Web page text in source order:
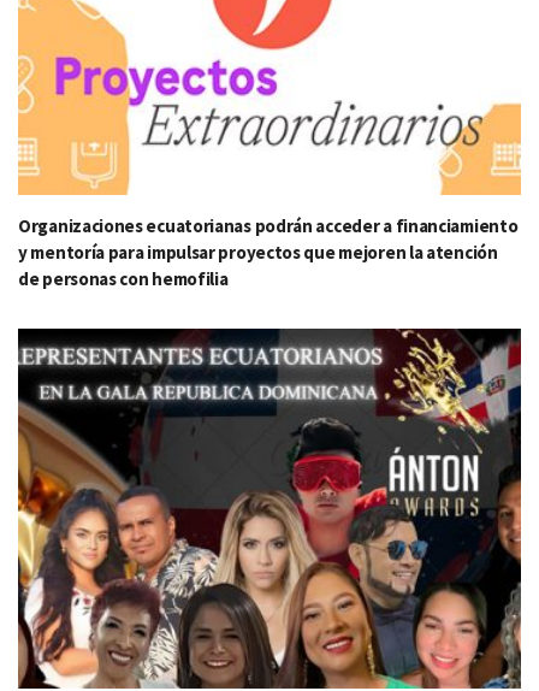
Organizaciones ecuatorianas podrán acceder a financiamiento
y mentoría para impulsar proyectos que mejoren la atención
de personas con hemofilia